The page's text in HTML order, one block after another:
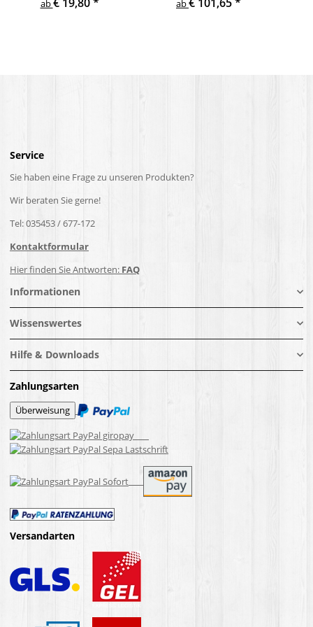
ab ab
Service
Sie haben eine Frage zu unseren Produkten?
Wir beraten Sie gerne!
Tel: 035453 / 677-172
Kontaktformular
Hier finden Sie Antworten: FAQ
Informationen
Wissenswertes
Hilfe & Downloads
Zahlungsarten
Versandarten